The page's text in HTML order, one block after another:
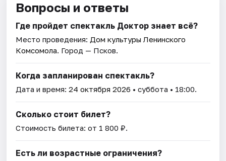
Вопросы и ответы
Где пройдет спектакль Доктор знает всё?
Место проведения: Дом культуры Ленинского
Комсомола. Город — Псков.
Когда запланирован спектакль?
Дата и время:24 октября 2026 • суббота • 18:00.
Сколько стоит билет?
Стоимость билета: от 1 800 ₽.
Есть ли возрастные ограничения?